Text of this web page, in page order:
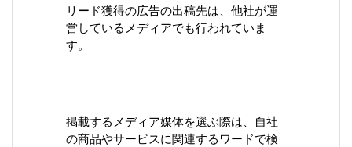
リード獲得の広告の出稿先は、他社が運
営しているメディアでも行われていま
す。
掲載するメディア媒体を選ぶ際は、自社
の商品やサービスに関連するワードで検